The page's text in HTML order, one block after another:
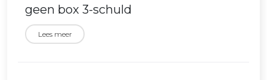
geen box 3-schuld
Lees meer